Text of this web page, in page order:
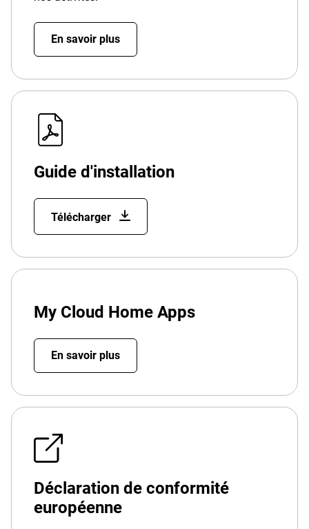
En savoir plus
Guide d'installation
Télécharger
My Cloud Home Apps
En savoir plus
Déclaration de conformité
européenne